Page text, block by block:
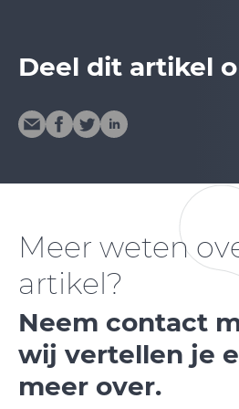
Deel dit artikel
Meer weten
artikel?
Neem contact
wij vertellen je
meer over.